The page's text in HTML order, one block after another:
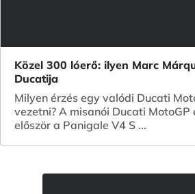
Közel 300 lóerő: ilyen Marc
Ducatija
Milyen érzés egy valódi Ducati
vezetni? A misanói Ducati MotoGP
először a Panigale V4 S ...